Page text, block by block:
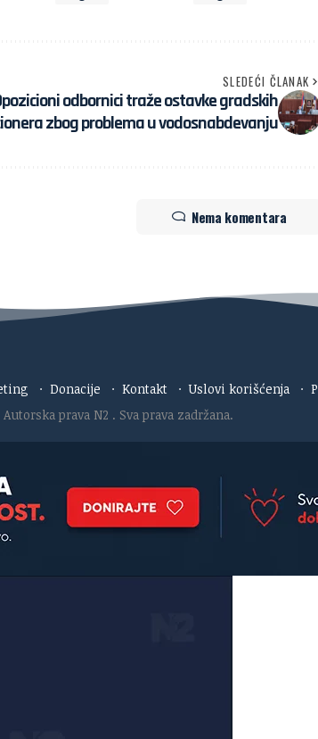
SLEDEĆI ČLANAK
odbornici traže ostavke gradskih
zbog problema u vodosnabdevanju
Nema komentara
· Donacije · Kontakt · Uslovi korišćenja ·
Autorska prava N2 . Sva prava zadržana.